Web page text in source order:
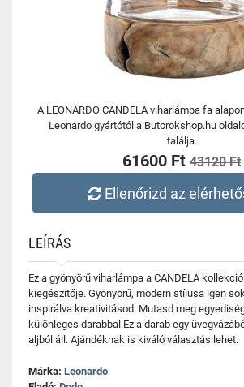
A LEONARDO CANDELA viharlámpa fa
Leonardo gyártótól a Butorokshop.hu
találja.
61600 Ft 43120 Ft
Ellenőrizd az
LEÍRÁS
Ez a gyönyörű viharlámpa a CANDELA
kiegészítője. Gyönyörű, modern stílusa igen
inspirálva kreativitásod. Mutasd meg
különleges darabbal.Ez a darab egy
aljból áll. Ajándéknak is kiváló választás lehet.
Márka: Leonardo